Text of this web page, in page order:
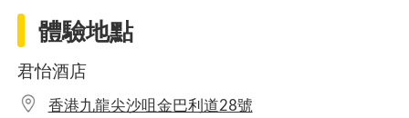
體驗地點
君怡酒店
香港九龍尖沙咀金巴利道28號